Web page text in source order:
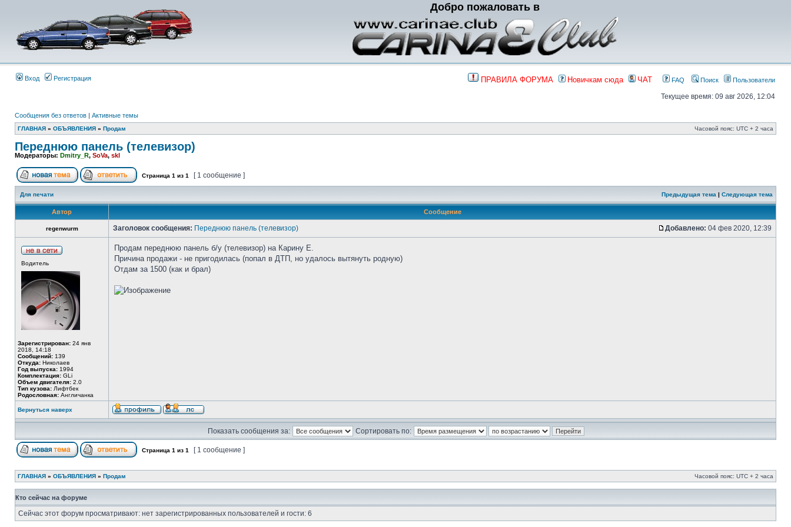
Добро пожаловать в
Вход Регистрация ПРАВИЛА ФОРУМА Новичкам сюда ЧАТ FAQ Поиск Пользователи
Текущее время: 09 авг 2026, 12:04
Сообщения без ответов | Активные темы
ГЛАВНАЯ » ОБЪЯВЛЕНИЯ » Продам Часовой пояс: UTC + 2 часа
Переднюю панель (телевизор)
Модераторы: Dmitry_R, SoVa, skl
Страница 1 из 1 [ 1 сообщение ]
Для печати Предыдущая тема | Следующая тема
Автор Сообщение
regenwurm Заголовок сообщения: Переднюю панель (телевизор) Добавлено: 04 фев 2020, 12:39
Водитель
Зарегистрирован: 24 янв
2018, 14:18
Сообщений: 139
Откуда: Николаев
Год выпуска: 1994
Комплектация: GLi
Объем двигателя: 2.0
Тип кузова: Лифтбек
Родословная: Англичанка
Продам переднюю панель б/у (телевизор) на Карину Е.
Причина продажи - не пригодилась (попал в ДТП, но удалось вытянуть родную)
Отдам за 1500 (как и брал)
Вернуться наверх
Показать сообщения за: Сортировать по:
Страница 1 из 1 [ 1 сообщение ]
ГЛАВНАЯ » ОБЪЯВЛЕНИЯ » Продам Часовой пояс: UTC + 2 часа
Кто сейчас на форуме
Сейчас этот форум просматривают: нет зарегистрированных пользователей и гости: 6